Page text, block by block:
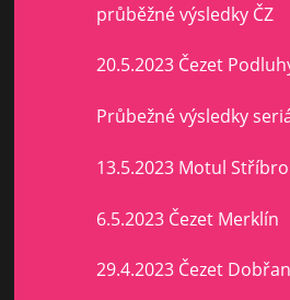
průběžné výsledky ČZ
20.5.2023 Čezet
Průbežné výsledky
13.5.2023 Motul Stříbro
6.5.2023 Čezet Merklín
29.4.2023 Čezet